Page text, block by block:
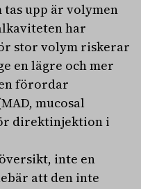
upp är volymen
har
stor volym riskerar
en lägre och mer
förordar
mucosal
direktinjektion i
inte en
att den inte